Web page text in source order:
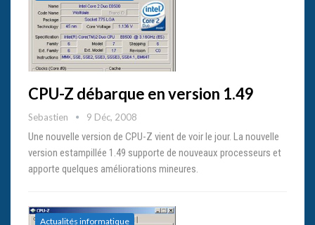
CPU-Z débarque en version 1.49
Sebastien 9 Déc, 2008
Une nouvelle version de CPU-Z vient de voir le jour. La nouvelle
version estampillée 1.49 supporte de nouveaux processeurs et
apporte quelques améliorations mineures.
Actualités informatique